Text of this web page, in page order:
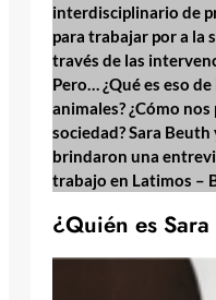
interdisciplinario de
para trabajar por a la
través de las
Pero… ¿Qué es eso
animales? ¿Cómo
sociedad? Sara
brindaron una
trabajo en Latimos –
¿Quién es